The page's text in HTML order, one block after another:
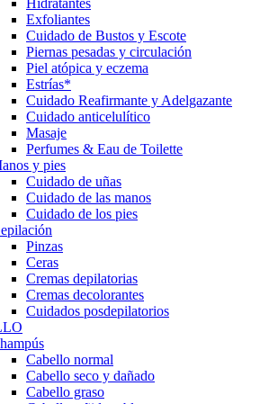
Hidratantes
Exfoliantes
Cuidado de Bustos y Escote
Piernas pesadas y circulación
Piel atópica y eczema
Estrías*
Cuidado Reafirmante y Adelgazante
Cuidado anticelulítico
Masaje
Perfumes & Eau de Toilette
y pies
Cuidado de uñas
Cuidado de las manos
Cuidado de los pies
Pinzas
Ceras
Cremas depilatorias
Cremas decolorantes
Cuidados posdepilatorios
Cabello normal
Cabello seco y dañado
Cabello graso